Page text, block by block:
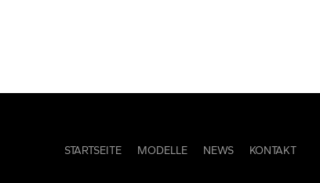
STARTSEITE MODELLE NEWS KONTAKT